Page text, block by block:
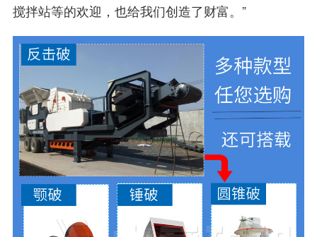
搅拌站等的欢迎，也给我们创造了财富。”